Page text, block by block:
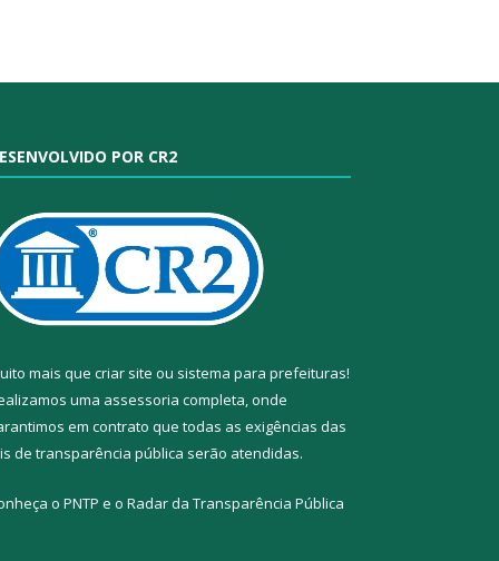
POR CR2
mais que criar site ou sistema para prefeituras!
uma assessoria completa, onde
em contrato que todas as exigências das
de transparência pública serão atendidas.
o PNTP e o Radar da Transparência Pública